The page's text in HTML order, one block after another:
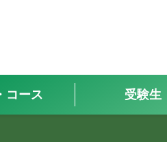
コース 受験生